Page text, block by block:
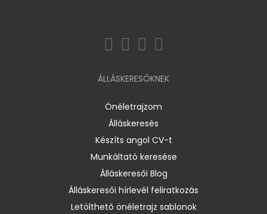
ÁLLÁSKERESŐKNEK
Önéletrajzom
Álláskeresés
Készíts angol CV-t
Munkáltató keresése
Álláskeresői Blog
Álláskeresői hírlevél feliratkozás
Letölthető önéletrajz sablonok